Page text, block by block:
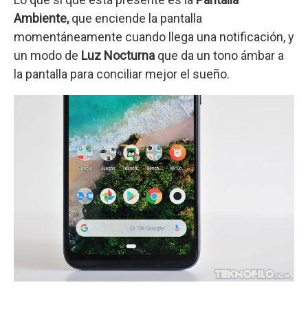
Ambiente,que enciende la pantalla
momentáneamente cuando llega una notificación, y
un modo de Luz Nocturna que da un tono ámbar a
la pantalla para conciliar mejor el sueño.